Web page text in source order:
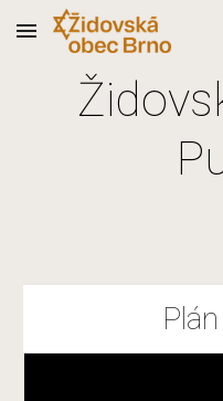
Skip to main content